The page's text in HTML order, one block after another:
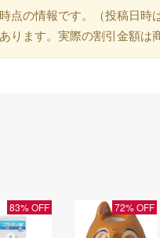
点の情報です。（投稿日
ます。実際の割引金額は
83% OFF 72% OFF